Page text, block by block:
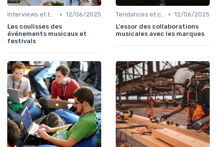
Interviews et témoignages • 12/06/2025
Les coulisses des
événements musicaux et
festivals
Tendances et chiffres du marché • 12/06/2025
L'essor des collaborations
musicales avec les marques